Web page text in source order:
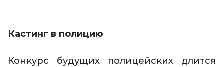
Кастинг в полицию
Конкурс будущих полицейских длится